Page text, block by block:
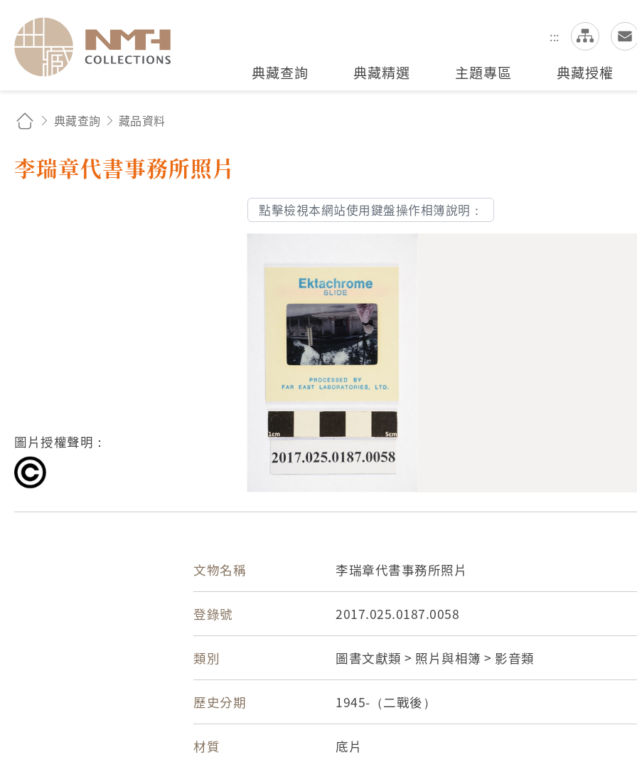
:::
全站搜尋
典藏查詢 典藏精選 主題專區 典藏授權
典藏查詢 藏品資料
李瑞章代書事務所照片
點擊檢視本網站使用鍵盤操作相簿說明：
圖片授權聲明：
文物名稱 李瑞章代書事務所照片
登錄號 2017.025.0187.0058
類別 圖書文獻類 > 照片與相簿 > 影音類
歷史分期 1945-（二戰後）
材質 底片